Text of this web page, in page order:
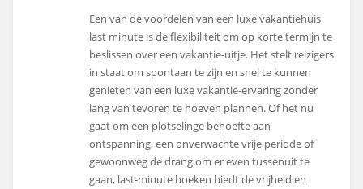
Een van de voordelen van een luxe vakantiehuis
last minute is de flexibiliteit om op korte termijn te
beslissen over een vakantie-uitje. Het stelt reizigers
in staat om spontaan te zijn en snel te kunnen
genieten van een luxe vakantie-ervaring zonder
lang van tevoren te hoeven plannen. Of het nu
gaat om een plotselinge behoefte aan
ontspanning, een onverwachte vrije periode of
gewoonweg de drang om er even tussenuit te
gaan, last-minute boeken biedt de vrijheid en